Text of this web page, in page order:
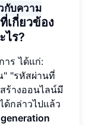
กับความ
เกี่ยวข้อง
ไร?
าร ได้แก่:
" "รหัสผ่านที่
ร้างออนไลน์มี
ด้กล่าวไปแล้ว